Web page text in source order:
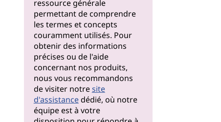
ressource générale
permettant de comprendre
les termes et concepts
couramment utilisés. Pour
obtenir des informations
précises ou de l'aide
concernant nos produits,
nous vous recommandons
de visiter notresite
d'assistancedédié, où notre
équipe est à votre